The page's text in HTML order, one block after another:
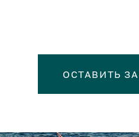
ОСТАВИТЬ